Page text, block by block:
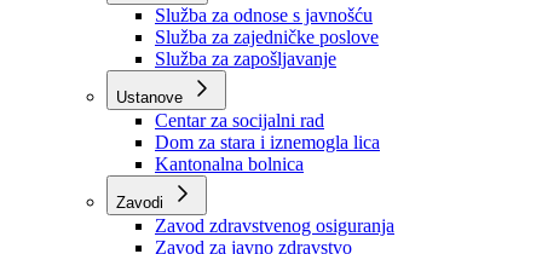
Organizacije
Službe
Služba za odnose s javnošću
Služba za zajedničke poslove
Služba za zapošljavanje
Ustanove
Centar za socijalni rad
Dom za stara i iznemogla lica
Kantonalna bolnica